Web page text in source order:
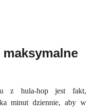
maksymalne
z hula-hop jest fakt,
minut dziennie, aby w